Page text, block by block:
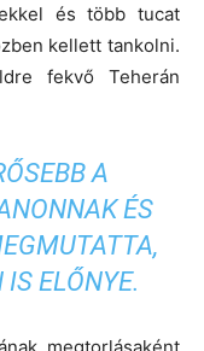
és több tucat
kellett tankolni.
fekvő Teherán
A
ÉS
ELŐNYE.